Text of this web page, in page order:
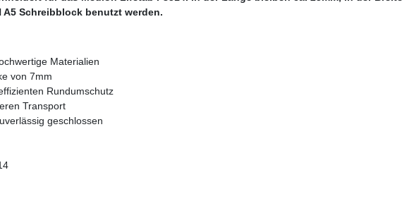
A5 Schreibblock benutzt werden.
Materialien
von 7mm
Rundumschutz
Transport
geschlossen